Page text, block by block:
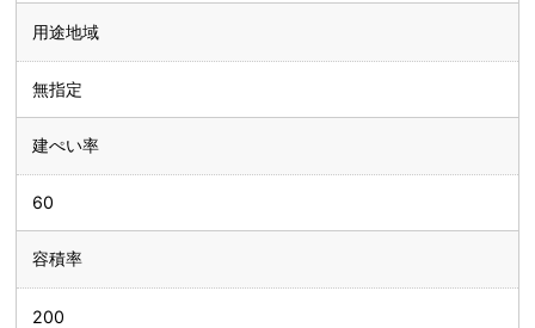
用途地域
無指定
建ぺい率
60
容積率
200